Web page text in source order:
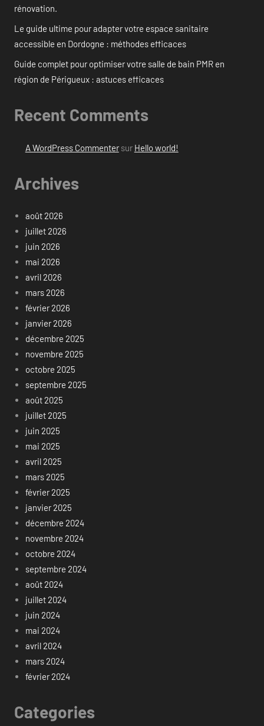
rénovation.
Le guide ultime pour adapter votre espace sanitaire
accessible en Dordogne : méthodes efficaces
Guide complet pour optimiser votre salle de bain PMR en
région de Périgueux : astuces efficaces
Recent Comments
A WordPress Commentersur Hello world!
Archives
août 2026
juillet 2026
juin 2026
mai 2026
avril 2026
mars 2026
février 2026
janvier 2026
décembre 2025
novembre 2025
octobre 2025
septembre 2025
août 2025
juillet 2025
juin 2025
mai 2025
avril 2025
mars 2025
février 2025
janvier 2025
décembre 2024
novembre 2024
octobre 2024
septembre 2024
août 2024
juillet 2024
juin 2024
mai 2024
avril 2024
mars 2024
février 2024
Categories